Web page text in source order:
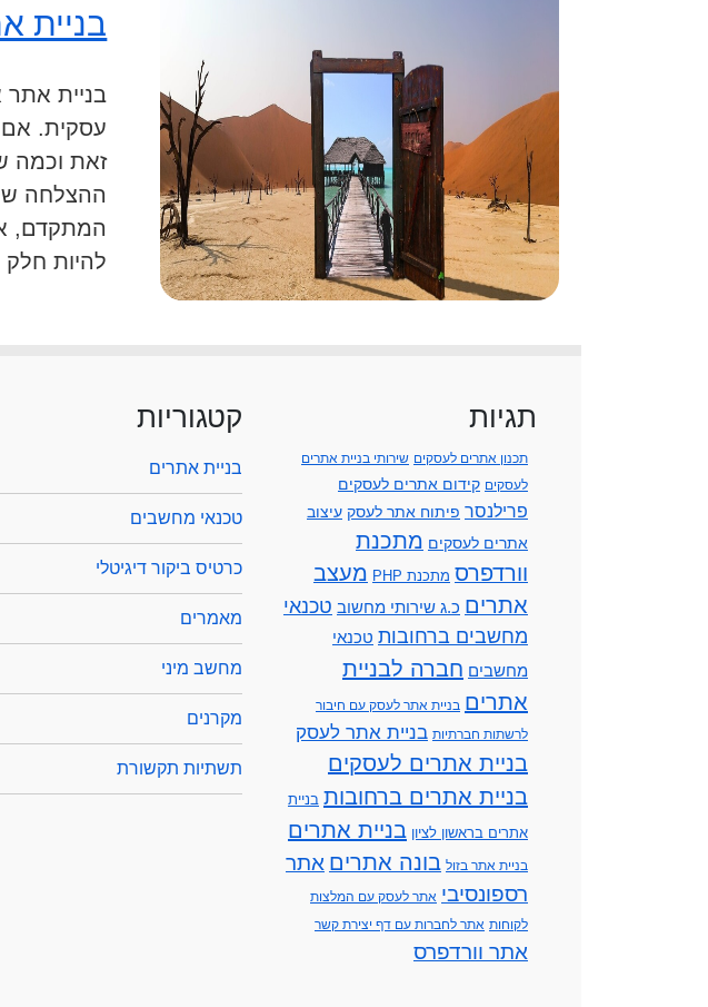
בניית
בניית
עסקית.
זאת וכמה
ההצלחה
המתקדם,
להיות
תגיות
תכנון אתרים לעסקים שירותי בניית אתרים
לעסקים קידום אתרים לעסקים
פרילנסר פיתוח אתר לעסק עיצוב
אתרים לעסקים מתכנת
וורדפרס מתכנת PHP
מעצב
אתרים כ.ג שירותי מחשוב טכנאי
מחשבים ברחובות טכנאי
מחשבים חברה לבניית
אתרים בניית אתר לעסק עם חיבור
לרשתות חברתיות בניית אתר לעסק
בניית אתרים לעסקים
בניית אתרים ברחובות בניית
אתרים בראשון לציון בניית אתרים
בניית אתר בזול בונה אתרים אתר
רספונסיבי אתר לעסק עם המלצות
לקוחות אתר לחברות עם דף יצירת קשר
אתר וורדפרס
קטגוריות
בניית אתרים
טכנאי מחשבים
כרטיס ביקור דיגיטלי
מאמרים
מחשב מיני
מקרנים
תשתיות תקשורת